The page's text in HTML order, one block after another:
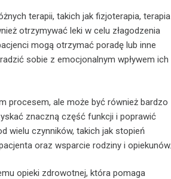
terapii, takich jak fizjoterapia, terapia
otrzymywać leki w celu złagodzenia
mogą otrzymać poradę lub inne
sobie z emocjonalnym wpływem ich
procesem, ale może być również bardzo
znaczną część funkcji i poprawić
wielu czynników, takich jak stopień
oraz wsparcie rodziny i opiekunów.
opieki zdrowotnej, która pomaga